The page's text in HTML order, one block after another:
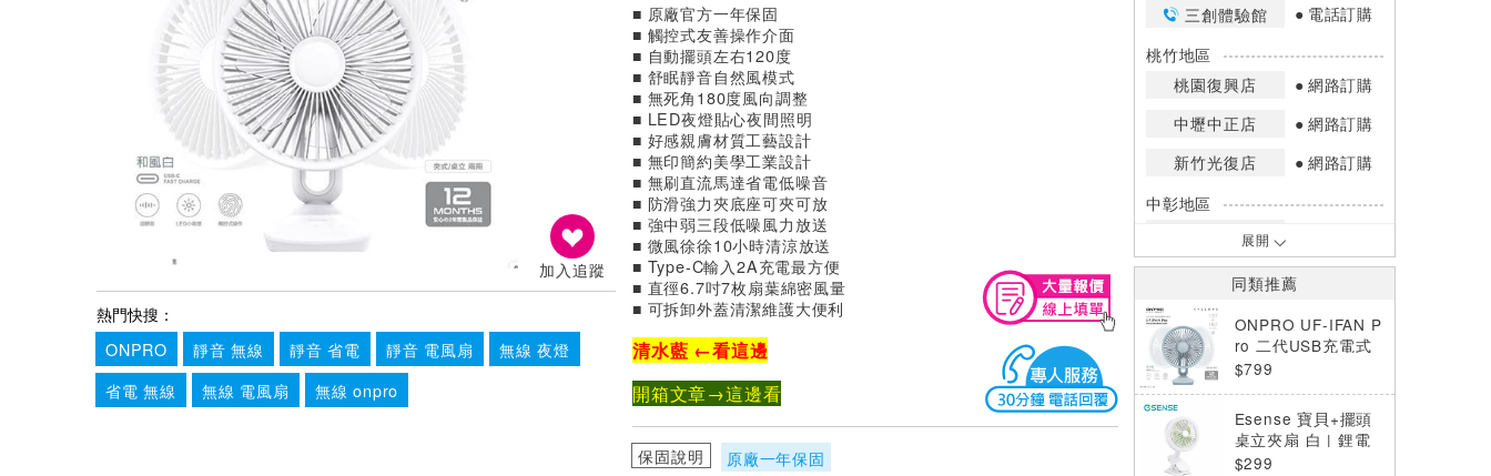
加入追蹤
熱門快搜：
ONPRO
靜音 無線 靜音 省電 靜音 電風扇
無線 夜燈
省電 無線
無線 電風扇 無線 onpro
■ 原廠官方一年保固
■ 觸控式友善操作介面
■ 自動擺頭左右120度
■ 舒眠靜音自然風模式
■ 無死角180度風向調整
■ LED夜燈貼心夜間照明
■ 好感親膚材質工藝設計
■ 無印簡約美學工業設計
■ 無刷直流馬達省電低噪音
■ 防滑強力夾底座可夾可放
■ 強中弱三段低噪風力放送
■ 微風徐徐10小時清涼放送
■ Type-C輸入2A充電最方便
■ 直徑6.7吋7枚扇葉綿密風量
■ 可拆卸外蓋清潔維護大便利
清水藍 ←看這邊
開箱文章→這邊看
保固說明 原廠一年保固
三創體驗館
電話訂購
桃竹地區
桃園復興店
網路訂購
中壢中正店
網路訂購
新竹光復店
網路訂購
中彰地區
台中英才店
嘉南地區
高雄中華店
高雄鳳山店
網路訂購
*庫存數量：網路訂購(0)、少量庫存
(1~2)、現貨充足(3以上)。
*門市庫存以店內實際數量為準，可使
用專人服務或撥打門市電話洽詢。
展開
同類推薦
ONPRO UF-IFAN P
ro 二代USB充電式
無線小夜燈夾扇-清
$799
Esense 寶貝+擺頭
桌立夾扇 白 | 鋰電
池 (可夾嬰兒車、寵
$299